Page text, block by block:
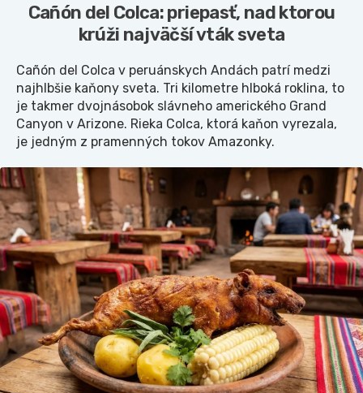
Cañón del Colca: priepasť, nad ktorou
krúži najväčší vták sveta
Cañón del Colca v peruánskych Andách patrí medzi
najhlbšie kaňony sveta. Tri kilometre hlboká roklina, to
je takmer dvojnásobok slávneho amerického Grand
Canyon v Arizone. Rieka Colca, ktorá kaňon vyrezala,
je jedným z pramenných tokov Amazonky.